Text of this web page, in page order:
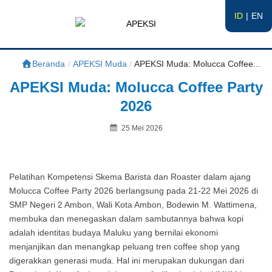
ID EN
APEKSI
#APEKSInergi
Beranda / APEKSI Muda / APEKSI Muda: Molucca Coffee...
APEKSI Muda: Molucca Coffee Party
2026
Posted
25 Mei 2026
Pelatihan Kompetensi Skema Barista dan Roaster dalam ajang
Molucca Coffee Party 2026 berlangsung pada 21-22 Mei 2026 di
SMP Negeri 2 Ambon, Wali Kota Ambon, Bodewin M. Wattimena,
membuka dan menegaskan dalam sambutannya bahwa kopi
adalah identitas budaya Maluku yang bernilai ekonomi
menjanjikan dan menangkap peluang tren coffee shop yang
digerakkan generasi muda. Hal ini merupakan dukungan dari